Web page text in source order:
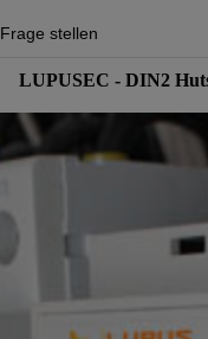
Frage stellen
LUPUSEC - DIN2